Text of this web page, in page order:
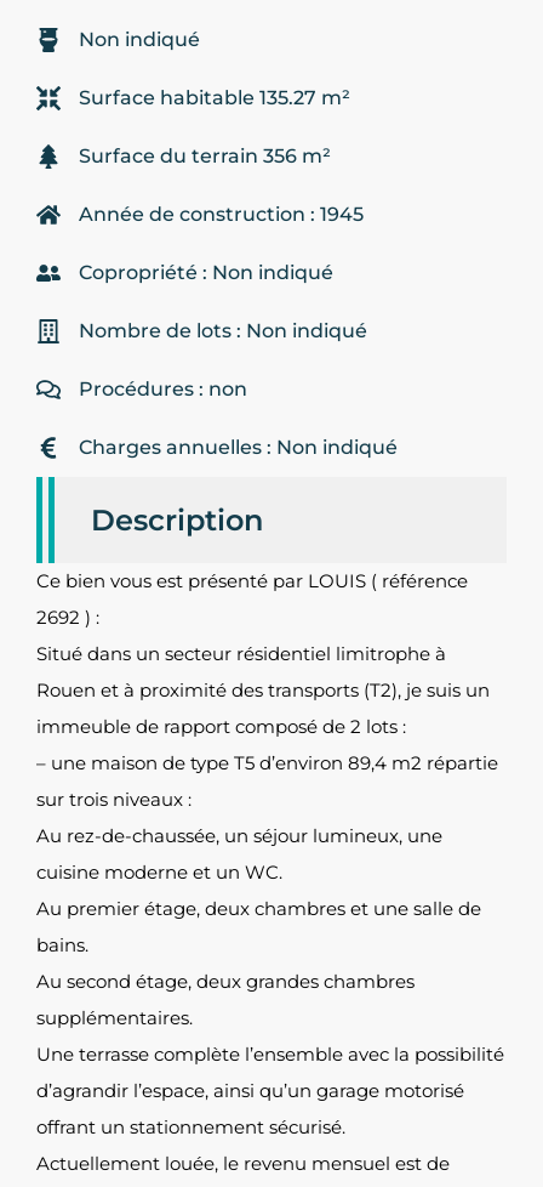
Non indiqué
Surface habitable 135.27 m²
Surface du terrain 356 m²
Année de construction : 1945
Copropriété : Non indiqué
Nombre de lots : Non indiqué
Procédures : non
Charges annuelles : Non indiqué
Description
Ce bien vous est présenté par LOUIS ( référence
2692 ) :
Situé dans un secteur résidentiel limitrophe à
Rouen et à proximité des transports (T2), je suis un
immeuble de rapport composé de 2 lots :
– une maison de type T5 d’environ 89,4 m2 répartie
sur trois niveaux :
Au rez-de-chaussée, un séjour lumineux, une
cuisine moderne et un WC.
Au premier étage, deux chambres et une salle de
bains.
Au second étage, deux grandes chambres
supplémentaires.
Une terrasse complète l’ensemble avec la possibilité
d’agrandir l’espace, ainsi qu’un garage motorisé
offrant un stationnement sécurisé.
Actuellement louée, le revenu mensuel est de